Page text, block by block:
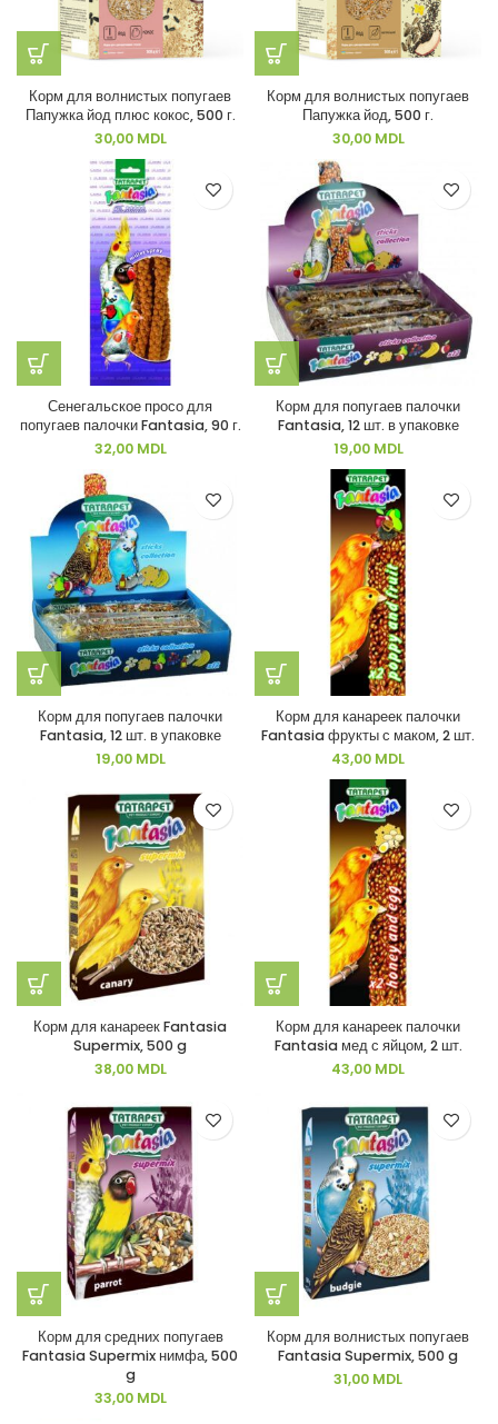
Корм для волнистых попугаев
Папужка йод плюс кокос, 500 г.
30,00 MDL
Корм для волнистых попугаев
Папужка йод, 500 г.
30,00 MDL
Сенегальское просо для
попугаев палочки Fantasia, 90 г.
32,00 MDL
Корм для попугаев палочки
Fantasia, 12 шт. в упаковке
19,00 MDL
Корм для попугаев палочки
Fantasia, 12 шт. в упаковке
19,00 MDL
Корм для канареек палочки
Fantasia фрукты с маком, 2 шт.
43,00 MDL
Корм для канареек Fantasia
Supermix, 500 g
38,00 MDL
Корм для канареек палочки
Fantasia мед с яйцом, 2 шт.
43,00 MDL
Корм для средних попугаев
Fantasia Supermix нимфа, 500
g
33,00 MDL
Корм для волнистых попугаев
Fantasia Supermix, 500 g
31,00 MDL